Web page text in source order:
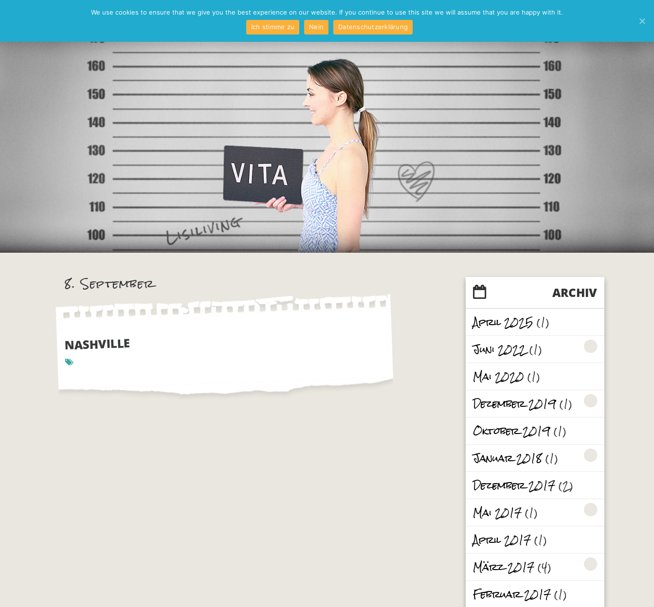
Vita Fotos Demo Kontakt /
ARCHIV
April 2025(1)
Juni 2022(1)
Mai 2020(1)
Dezember 2019(1)
Oktober 2019(1)
Januar 2018(1)
Dezember 2017(2)
Mai 2017(1)
April 2017(1)
März 2017(4)
Februar 2017(1)
8. September
NASHVILLE
We use cookies to ensure that we give you the best experience on our website. If you continue to use this site we will assume that you are happy with it.
Ich stimme zu
Nein Datenschutzerklärung